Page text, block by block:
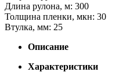
Длина рулона, м: 300
Толщина пленки, мкн: 30
Втулка, мм: 25
Описание
Характеристики